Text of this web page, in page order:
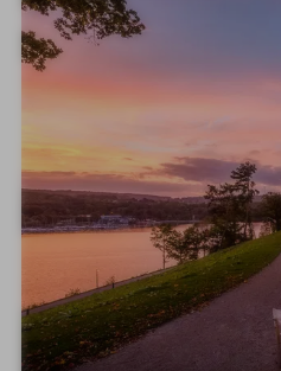
h
o
n